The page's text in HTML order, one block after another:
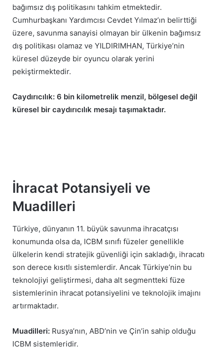
bağımsız dış politikasını tahkim etmektedir.
Cumhurbaşkanı Yardımcısı Cevdet Yılmaz’ın belirttiği
üzere, savunma sanayisi olmayan bir ülkenin bağımsız
dış politikası olamaz ve YILDIRIMHAN, Türkiye’nin
küresel düzeyde bir oyuncu olarak yerini
pekiştirmektedir.
Caydırıcılık: 6 bin kilometrelik menzil, bölgesel değil
küresel bir caydırıcılık mesajı taşımaktadır.
İhracat Potansiyeli ve
Muadilleri
Türkiye, dünyanın 11. büyük savunma ihracatçısı
konumunda olsa da, ICBM sınıfı füzeler genellikle
ülkelerin kendi stratejik güvenliği için sakladığı, ihracatı
son derece kısıtlı sistemlerdir. Ancak Türkiye’nin bu
teknolojiyi geliştirmesi, daha alt segmentteki füze
sistemlerinin ihracat potansiyelini ve teknolojik imajını
artırmaktadır.
Muadilleri: Rusya’nın, ABD’nin ve Çin’in sahip olduğu
ICBM sistemleridir.